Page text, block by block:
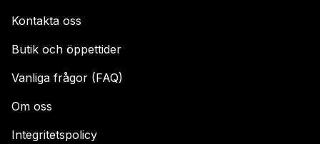
Kontakta oss
Butik och öppettider
Vanliga frågor (FAQ)
Om oss
Integritetspolicy